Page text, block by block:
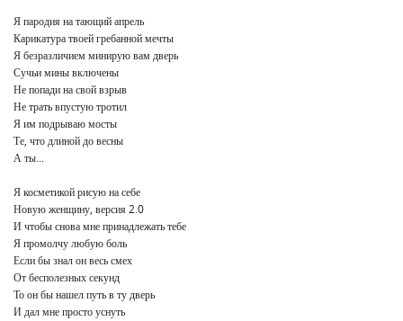
Я пародия на тающий апрель
Карикатура твоей гребанной мечты
Я безразличием минирую вам дверь
Сучьи мины включены
Не попади на свой взрыв
Не трать впустую тротил
Я им подрываю мосты
Те, что длиной до весны
А ты...
Я косметикой рисую на себе
Новую женщину, версия 2.0
И чтобы снова мне принадлежать тебе
Я промолчу любую боль
Если бы знал он весь смех
От бесполезных секунд
То он бы нашел путь в ту дверь
И дал мне просто уснуть